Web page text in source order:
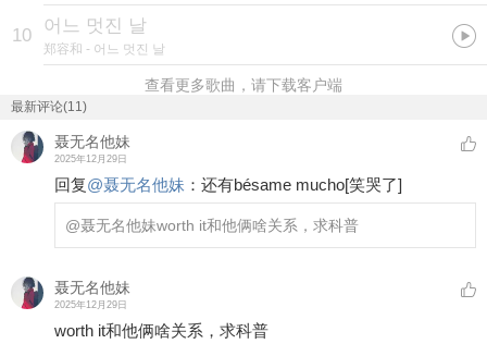
10 어느 멋진 날
郑容和 - 어느 멋진 날
查看更多歌曲，请下载客户端
最新评论(11)
聂无名他妹
2025年12月29日
回复@聂无名他妹 ： 还有bésame mucho[笑哭了]
@聂无名他妹worth it和他俩啥关系，求科普
聂无名他妹
2025年12月29日
worth it和他俩啥关系，求科普